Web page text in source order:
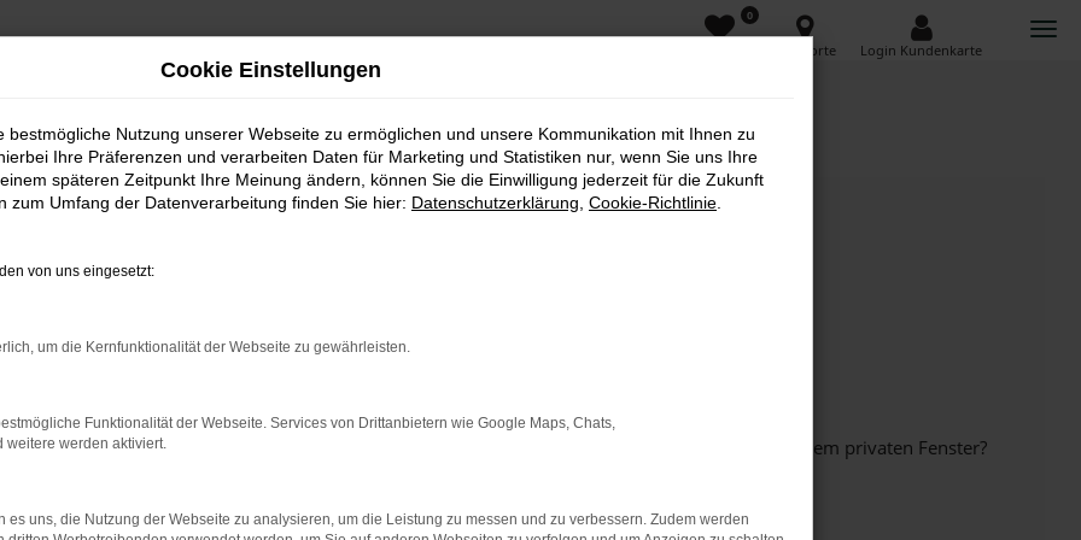
0
Standorte Login Kundenkarte
bestimmter Seiten verhindern. Funktioniert die Seite in einem anderen Browser oder in einem privaten Fenster?
beheben.
Cookie Einstellungen
bestmögliche Nutzung unserer Webseite zu ermöglichen und unsere Kommunikation mit Ihnen zu
Ihre Präferenzen und verarbeiten Daten für Marketing und Statistiken nur, wenn Sie uns Ihre
späteren Zeitpunkt Ihre Meinung ändern, können Sie die Einwilligung jederzeit für die Zukunft
zum Umfang der Datenverarbeitung finden Sie hier: Datenschutzerklärung Cookie-Richtlinie
von uns eingesetzt:
um die Kernfunktionalität der Webseite zu gewährleisten.
Funktionalität der Webseite. Services von Drittanbietern wie Google Maps, Chats,
weitere werden aktiviert.
es uns, die Nutzung der Webseite zu analysieren, um die Leistung zu messen und zu verbessern. Zudem werden